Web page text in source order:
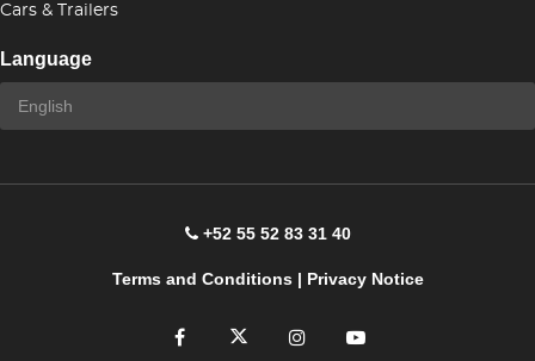
Cars & Trailers
Language
+52 55 52 83 31 40
Terms and Conditions| Privacy Notice